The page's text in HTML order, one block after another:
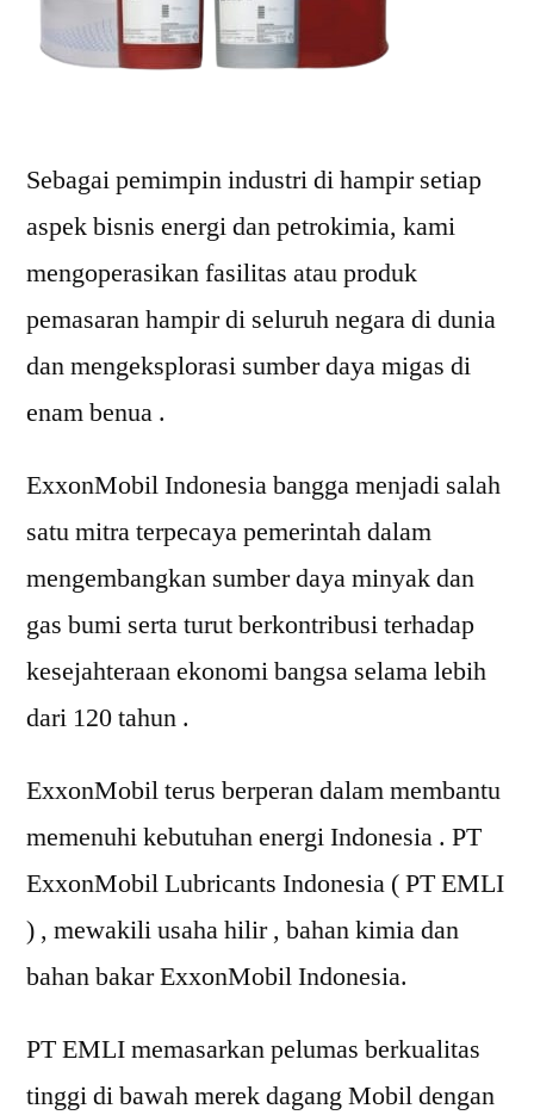
Sebagai pemimpin industri di hampir setiap
aspek bisnis energi dan petrokimia, kami
mengoperasikan fasilitas atau produk
pemasaran hampir di seluruh negara di dunia
dan mengeksplorasi sumber daya migas di
enam benua .
ExxonMobil Indonesia bangga menjadi salah
satu mitra terpecaya pemerintah dalam
mengembangkan sumber daya minyak dan
gas bumi serta turut berkontribusi terhadap
kesejahteraan ekonomi bangsa selama lebih
dari 120 tahun .
ExxonMobil terus berperan dalam membantu
memenuhi kebutuhan energi Indonesia . PT
ExxonMobil Lubricants Indonesia ( PT EMLI
) , mewakili usaha hilir , bahan kimia dan
bahan bakar ExxonMobil Indonesia.
PT EMLI memasarkan pelumas berkualitas
tinggi di bawah merek dagang Mobil dengan